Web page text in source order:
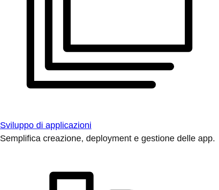
Sviluppo di applicazioni
Semplifica creazione, deployment e gestione delle app.